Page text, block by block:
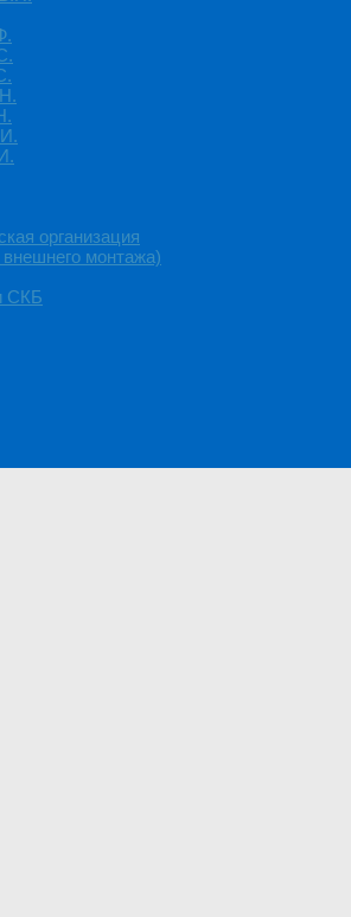
организация
монтажа)
СКБ